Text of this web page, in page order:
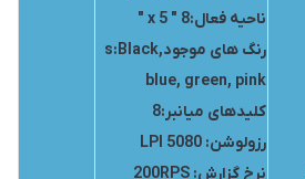
ناحیه فعال:8 " x 5 "
رنگ های موجودs:Black,
blue, green, pink
کلیدهای میانبر:8
رزولوشن: 5080 LPI
نرخ گزارش: 200RPS